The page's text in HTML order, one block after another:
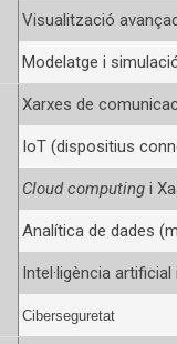
Visualització
Modelatge i
Xarxes de
IoT (dispositius
Cloud computing i
Analítica de dades
Intel·ligència
Ciberseguretat